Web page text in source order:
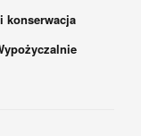
konserwacja